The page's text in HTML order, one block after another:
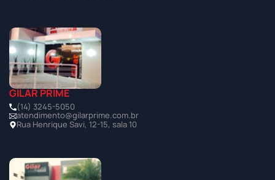
GILAR PRIME
(14) 3245-5050
atendimento@gilarprime.com.br
Rua Henrique Savi, 12-15, sala 10